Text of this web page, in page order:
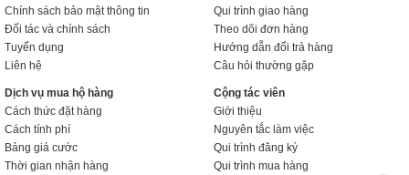
Chính sách bảo mật thông tin
Đối tác và chính sách
Tuyển dụng
Liên hệ
Qui trình giao hàng
Theo dõi đơn hàng
Hướng dẫn đổi trả hàng
Câu hỏi thường gặp
Dịch vụ mua hộ hàng
Cách thức đặt hàng
Cách tính phí
Bảng giá cước
Thời gian nhận hàng
Cộng tác viên
Giới thiệu
Nguyên tắc làm việc
Qui trình đăng ký
Qui trình mua hàng